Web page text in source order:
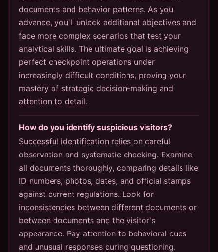
documents and behavior patterns. As you
advance, you'll unlock additional objectives and
face more complex scenarios that test your
analytical skills. The ultimate goal is achieving
perfect checkpoint operations under
increasingly difficult conditions, proving your
mastery of strategic decision-making and
attention to detail.
How do you identify suspicious visitors?
Successful identification relies on careful
observation and systematic checking. Examine
all documents thoroughly, comparing details like
ID numbers, photos, dates, and official stamps
against current regulations. Look for
inconsistencies between different documents or
between documents and the visitor's
appearance. Pay attention to behavioral cues
and unusual responses during questioning.